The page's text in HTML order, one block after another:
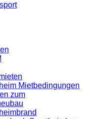
Mietbedingungen
zum